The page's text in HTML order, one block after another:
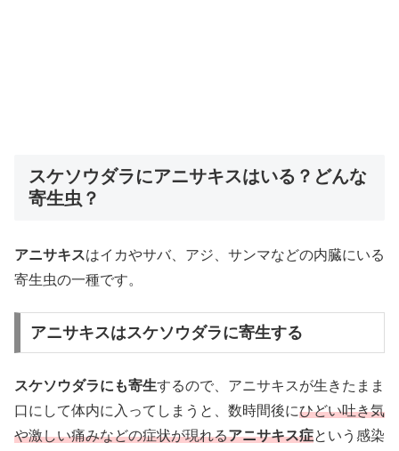
スケソウダラにアニサキスはいる？どんな
寄生虫？
アニサキスはイカやサバ、アジ、サンマなどの内臓にいる
寄生虫の一種です。
アニサキスはスケソウダラに寄生する
スケソウダラにも寄生するので、アニサキスが生きたまま
口にして体内に入ってしまうと、数時間後にひどい吐き気
や激しい痛みなどの症状が現れるアニサキス症という感染